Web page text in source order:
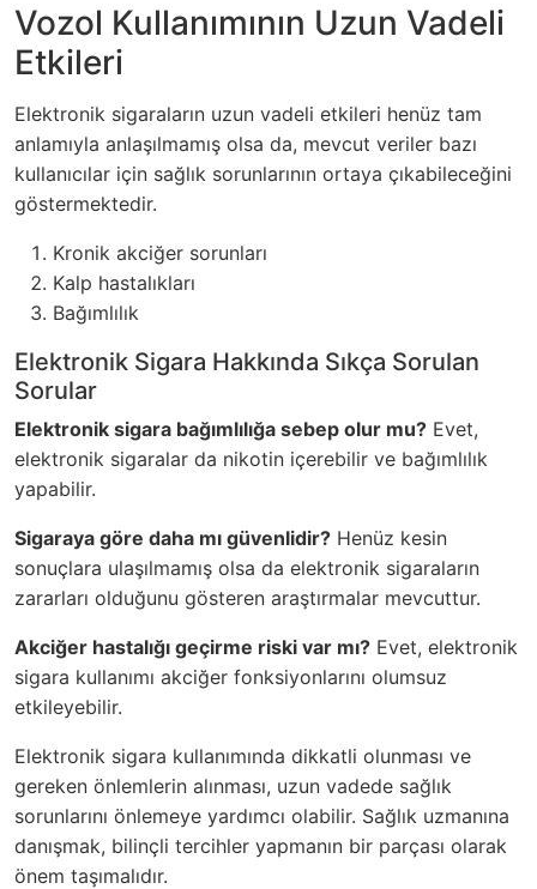
Vozol Kullanımının Uzun Vadeli
Etkileri
Elektronik sigaraların uzun vadeli etkileri henüz tam
anlamıyla anlaşılmamış olsa da, mevcut veriler bazı
kullanıcılar için sağlık sorunlarının ortaya çıkabileceğini
göstermektedir.
Kronik akciğer sorunları
Kalp hastalıkları
Bağımlılık
Elektronik Sigara Hakkında Sıkça Sorulan
Sorular
Elektronik sigara bağımlılığa sebep olur mu? Evet,
elektronik sigaralar da nikotin içerebilir ve bağımlılık
yapabilir.
Sigaraya göre daha mı güvenlidir? Henüz kesin
sonuçlara ulaşılmamış olsa da elektronik sigaraların
zararları olduğunu gösteren araştırmalar mevcuttur.
Akciğer hastalığı geçirme riski var mı? Evet, elektronik
sigara kullanımı akciğer fonksiyonlarını olumsuz
etkileyebilir.
Elektronik sigara kullanımında dikkatli olunması ve
gereken önlemlerin alınması, uzun vadede sağlık
sorunlarını önlemeye yardımcı olabilir. Sağlık uzmanına
danışmak, bilinçli tercihler yapmanın bir parçası olarak
önem taşımalıdır.